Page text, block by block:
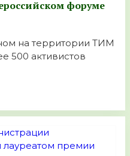
форуме
на территории ТИМ
500 активистов